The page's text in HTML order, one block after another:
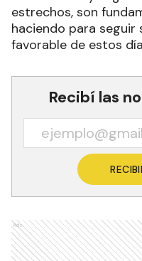
estrechos, son
haciendo para
favorable de estos
Recibí las
Ads